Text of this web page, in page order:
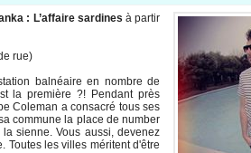
: L’affaire sardines à partir
rue)
balnéaire en nombre de
la première ?! Pendant près
Coleman a consacré tous ses
commune la place de number
sienne. Vous aussi, devenez
Toutes les villes méritent d'être